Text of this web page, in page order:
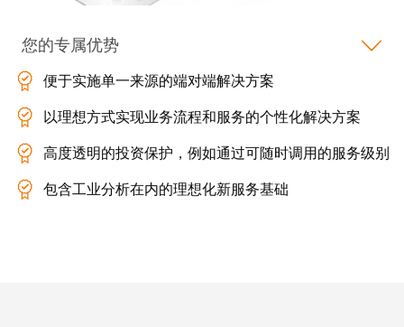
电
源
分
配
器
览
全
球
展
会
和
活
动
您的专属优势
便于实施单一来源的端对端解决方案
以理想方式实现业务流程和服务的个性化解决方案
高度透明的投资保护，例如通过可随时调用的服务级别
包含工业分析在内的理想化新服务基础